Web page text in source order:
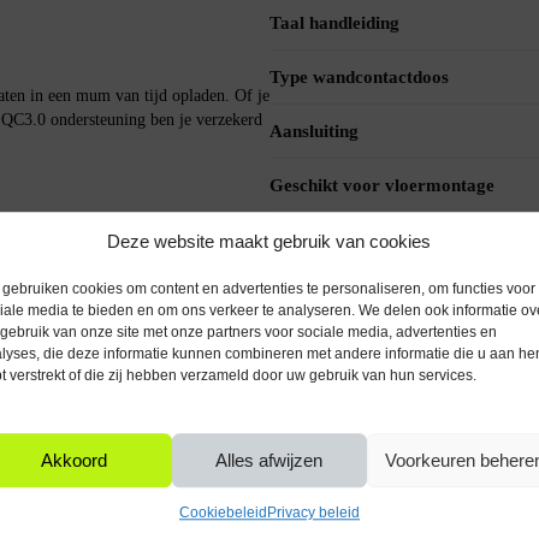
Deze website maakt gebruik van cookies
gebruiken cookies om content en advertenties te personaliseren, om functies voor
media te bieden en om ons verkeer te analyseren. We delen ook informatie
van onze site met onze partners voor sociale media, advertenties en
die deze informatie kunnen combineren met andere informatie die u aan
verstrekt of die zij hebben verzameld door uw gebruik van hun services.
Akkoord Alles afwijzen Voorkeuren
Cookiebeleid Privacy beleid
in een mum van tijd opladen. Of je
ondersteuning ben je verzekerd
in gedachten. De installatie is
zijn intuïtief te bedienen, waardoor
12V stroomvoorziening van je auto of
om meerdere apparaten
flexibiliteit voor het aansluiten
over verschillende functies, zoals
Taal handleiding
Type wandcontactdoos
Aansluiting
Geschikt voor vloermontage
IP waarde
Materiaal
Montage
Type verloop
Verpakkingsinhoud